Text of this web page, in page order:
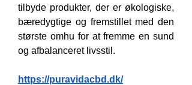
tilbyde produkter, der er økologiske,
bæredygtige og fremstillet med den
største omhu for at fremme en sund
og afbalanceret livsstil.
https://puravidacbd.dk/